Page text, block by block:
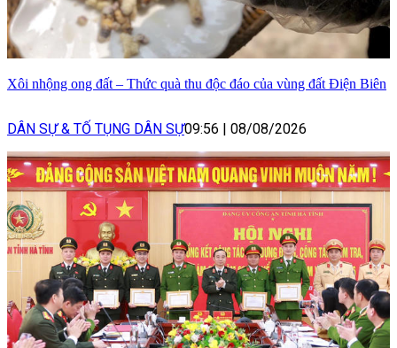
Xôi nhộng ong đất – Thức quà thu độc đáo của vùng đất Điện Biên
DÂN SỰ & TỐ TỤNG DÂN SỰ09:56 08/08/2026